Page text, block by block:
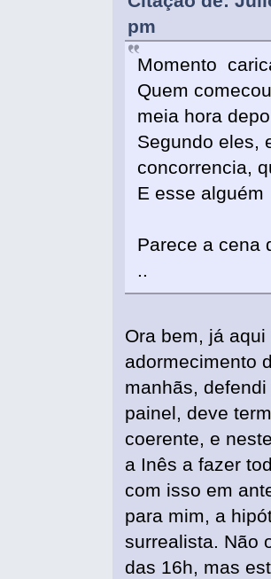
pm
Momento
Quem
meia hora
Segundo eles,
concorrencia,
E esse
Parece a cena
..
Ora bem, já
adormecimento
manhãs,
painel, deve
coerente, e
a Inês a fazer
com isso em
para mim, a
surrealista. Não
das 16h, mas